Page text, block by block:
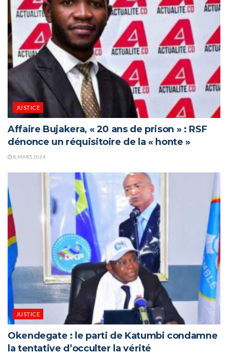
JUSTICE
Affaire Bujakera, « 20 ans de prison » : RSF
dénonce un réquisitoire de la « honte »
8 MARS 2024
JUSTICE
Okendegate : le parti de Katumbi condamne
la tentative d’occulter la vérité